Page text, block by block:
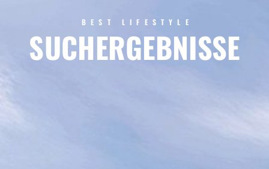
BEST LIFESTYLE
SUCHERGEBNISSE